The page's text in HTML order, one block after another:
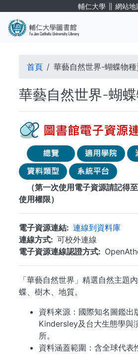
輔仁大學 ∥ 網站地
導
航
連
結
首頁 華藝自然世界-蝴蝶物
華藝自然世界-蝴
（第一次使用電子資源請記得至
使用權限）
電子資源連結
連線到資料庫
連線方式
可校外連線
電子資源連線認證方式
「華藝自然世界」精選自然主題
蝶、樹木、地質。
資料來源：國際知名圖鑑出
Kindersley及台大生態學與
所。
資料涵蓋範圍：含全球代表